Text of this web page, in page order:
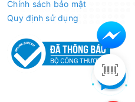
Chính sách bảo mật
Quy định sử dụng